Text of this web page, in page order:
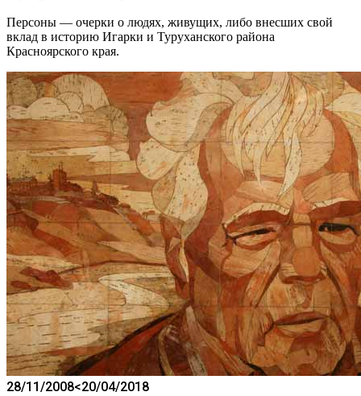
Персоны — очерки о людях, живущих, либо внесших свой
вклад в историю Игарки и Туруханского района
Красноярского края.
28/11/2008<20/04/2018